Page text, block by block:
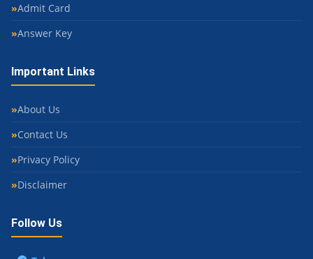
Admit Card
Answer Key
Important Links
About Us
Contact Us
Privacy Policy
Disclaimer
Follow Us